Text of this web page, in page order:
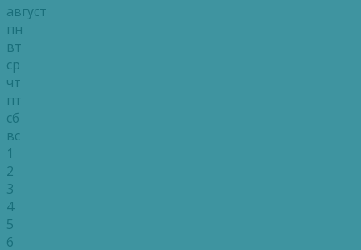
август
пн
вт
ср
чт
пт
сб
вс
1
2
3
4
5
6